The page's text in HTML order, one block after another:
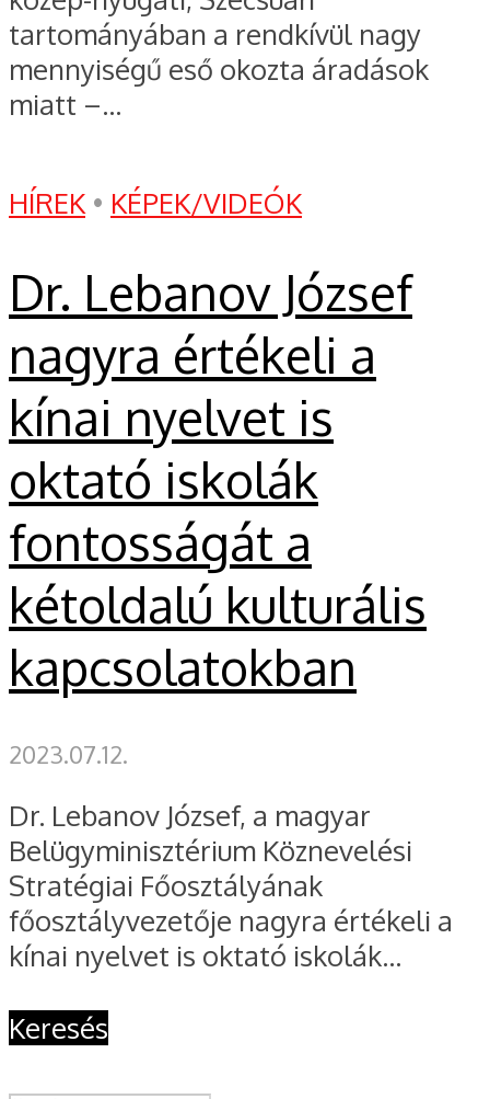
tartományában a rendkívül nagy
mennyiségű eső okozta áradások
miatt –...
HÍREK • KÉPEK/VIDEÓK
Dr. Lebanov József
nagyra értékeli a
kínai nyelvet is
oktató iskolák
fontosságát a
kétoldalú kulturális
kapcsolatokban
2023.07.12.
Dr. Lebanov József, a magyar
Belügyminisztérium Köznevelési
Stratégiai Főosztályának
főosztályvezetője nagyra értékeli a
kínai nyelvet is oktató iskolák...
Keresés